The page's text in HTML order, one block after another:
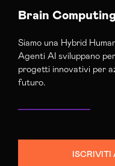
Brain
Siamo una Hybrid
Agenti AI sviluppano
progetti innovativi per
futuro.